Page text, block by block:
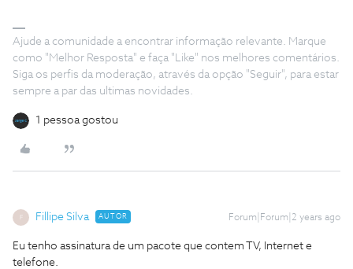
Ajude a comunidade a encontrar informação relevante. Marque
como "Melhor Resposta" e faça "Like" nos melhores comentários.
Siga os perfis da moderação, através da opção "Seguir", para estar
sempre a par das ultimas novidades.
1 pessoa gostou
Fillipe Silva AUTOR Forum|Forum|2 years ago
Eu tenho assinatura de um pacote que contem TV, Internet e
telefone.